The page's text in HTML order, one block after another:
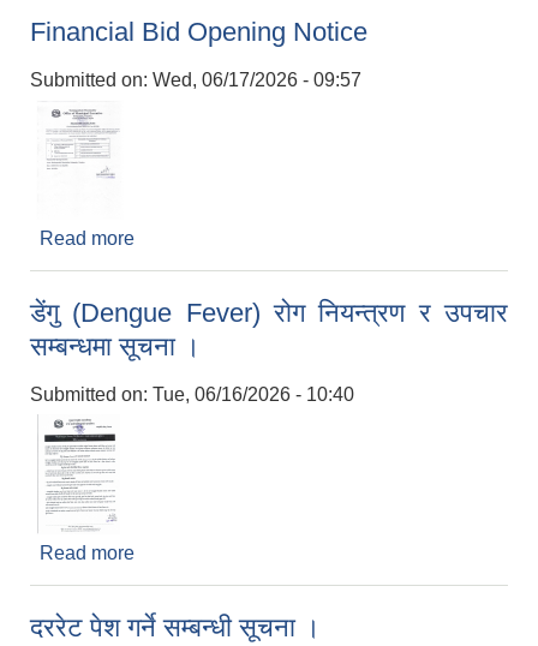
Financial Bid Opening Notice
Submitted on: Wed, 06/17/2026 - 09:57
Read more
डेंगु (Dengue Fever) रोग नियन्त्रण र उपचार
सम्बन्धमा सूचना ।
Submitted on: Tue, 06/16/2026 - 10:40
Read more
दररेट पेश गर्ने सम्बन्धी सूचना ।